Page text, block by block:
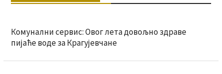
Комунални сервис: Овог лета довољно здраве
пијаће воде за Крагујевчане